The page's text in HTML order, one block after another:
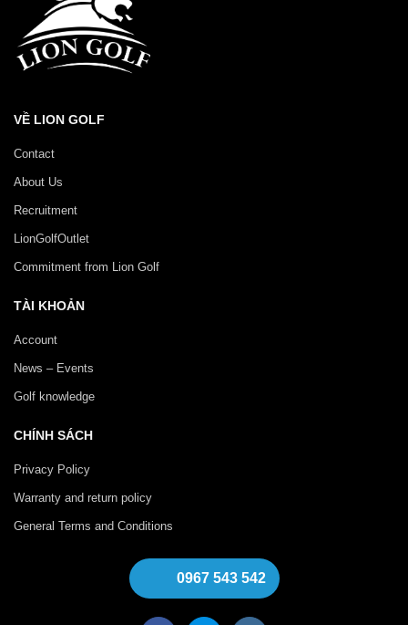
VỀ LION GOLF
Contact
About Us
Recruitment
LionGolfOutlet
Commitment from Lion Golf
TÀI KHOẢN
Account
News – Events
Golf knowledge
CHÍNH SÁCH
Privacy Policy
Warranty and return policy
General Terms and Conditions
0967 543 542